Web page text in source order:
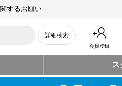
するお願い
詳細検索
会員登録
ス